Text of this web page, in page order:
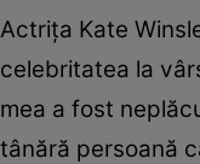
Actrița Kate
celebritatea la
mea a fost
tânără persoană